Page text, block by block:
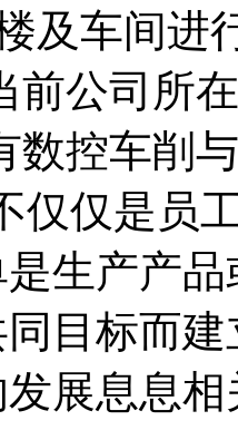
及车间进
前公司所
数控车削
仅仅是员
生产产
目标而
展息息相